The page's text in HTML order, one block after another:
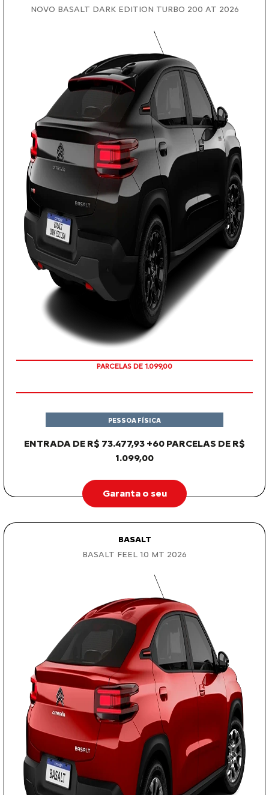
NOVO BASALT DARK EDITION TURBO 200 AT 2026
PARCELAS DE 1.099,00
ENTRADA DE R$ 73.477,93 +60 PARCELAS DE R$
1.099,00
PESSOA FÍSICA
Garanta o seu
BASALT
BASALT FEEL 1.0 MT 2026